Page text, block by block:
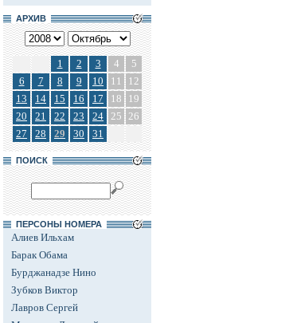
АРХИВ
1 2 3 4
5
6
7 8 9 10 11
12
13
14 15 16 17 18
19
20
21 22 23 24 25 26
27
28 29 30 31
ПОИСК
ПЕРСОНЫ НОМЕРА
Алиев Ильхам
Барак Обама
Бурджанадзе Нино
Зубков Виктор
Лавров Сергей